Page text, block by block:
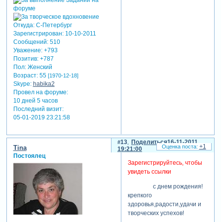
Откуда:С-Петербург
Зарегистрирован: 10-10-2011
Сообщений:510
Уважение: +793
Позитив: +787
Пол:Женский
Возраст:55 [1970-12-18]
Skype: habika2
Провел на форуме:
10 дней 5 часов
Последний визит:
05-01-2019 23:21:58
Поделиться
13
16-11-2011
19:21:00
Tina
Постоялец
Зарегистрируйтесь, чтобы
увидеть ссылки
с днем рождения!
крепкого
здоровья,радости,удачи и
творческих успехов!
+1